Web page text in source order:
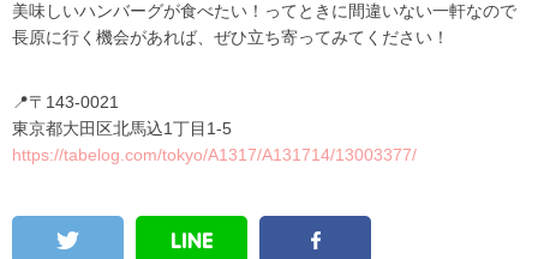
美味しいハンバーグが食べたい！ってときに間違いない一軒なので
長原に行く機会があれば、ぜひ立ち寄ってみてください！
📍〒143-0021
東京都大田区北馬込1丁目1-5
https://tabelog.com/tokyo/A1317/A131714/13003377/